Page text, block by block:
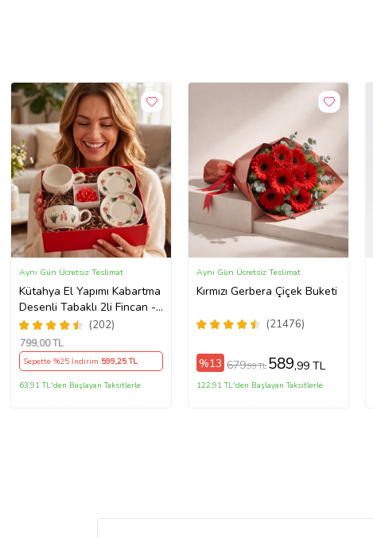
Kütahya El Yapımı Kabartma
Desenli Tabaklı 2li Fincan -
Lotus Mum - Kır Bahçesi
Temalı
(202)
Aynı Gün Ücretsiz Teslimat
799,00 TL
Sepette %25 İndirim 599,25 TL
63,91 TL'den Başlayan Taksitlerle
Kırmızı Gerbera Çiçek Buketi
(21476)
Aynı Gün Ücretsiz Teslimat
%13 679,99 TL 589,99 TL
122,91 TL'den Başlayan Taksitlerle